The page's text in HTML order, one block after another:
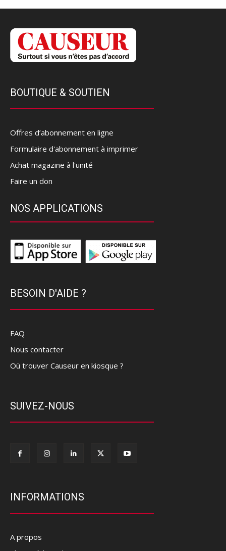
BOUTIQUE & SOUTIEN
Offres d’abonnement en ligne
Formulaire d'abonnement à imprimer
Achat magazine à l'unité
Faire un don
NOS APPLICATIONS
BESOIN D'AIDE ?
FAQ
Nous contacter
Où trouver Causeur en kiosque ?
SUIVEZ-NOUS
INFORMATIONS
A propos